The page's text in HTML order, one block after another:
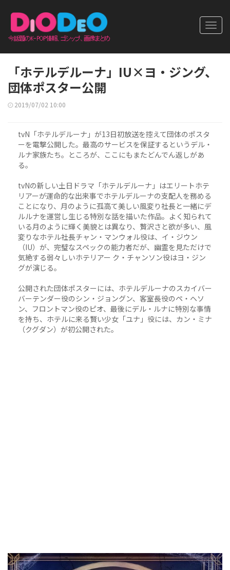
「ホテルデルーナ」IU×ヨ・ジング、
団体ポスター公開
2019/07/02 10:00
tvN「ホテルデルーナ」が13日初放送を控えて団体のポスタ
ーを電撃公開した。最高のサービスを保証するというデル・
ルナ家族たち。ところが、ここにもまたどんでん返しがあ
る。
tvNの新しい土日ドラマ「ホテルデルーナ」はエリートホテ
リアーが運命的な出来事でホテルデルーナの支配人を務める
ことになり、月のように孤高て美しい風変り社長と一緒にデ
ルルナを運営し生じる特別な話を描いた作品。よく知られて
いる月のように輝く美貌とは異なり、贅沢さと欲が多い、風
変りなホテル社長チャン・マンウォル役は、イ・ジウン
（IU）が、完璧なスペックの能力者だが、幽霊を見ただけで
気絶する弱々しいホテリアー ク・チャンソン役はヨ・ジン
グが演じる。
公開された団体ポスターには、ホテルデルーナのスカイバー
バーテンダー役のシン・ジョングン、客室長役のペ・ヘソ
ン、フロントマン役のピオ、最後にデル・ルナに特別な事情
を持ち、ホテルに来る賢い少女「ユナ」役には、カン・ミナ
（クグダン）が初公開された。